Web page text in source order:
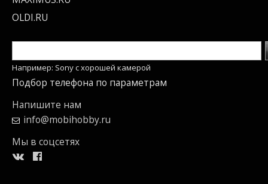
OLDI.RU
Например: Sony c хорошей камерой
Подбор телефона по параметрам
Напишите нам
info@mobihobby.ru
Мы в соцсетях